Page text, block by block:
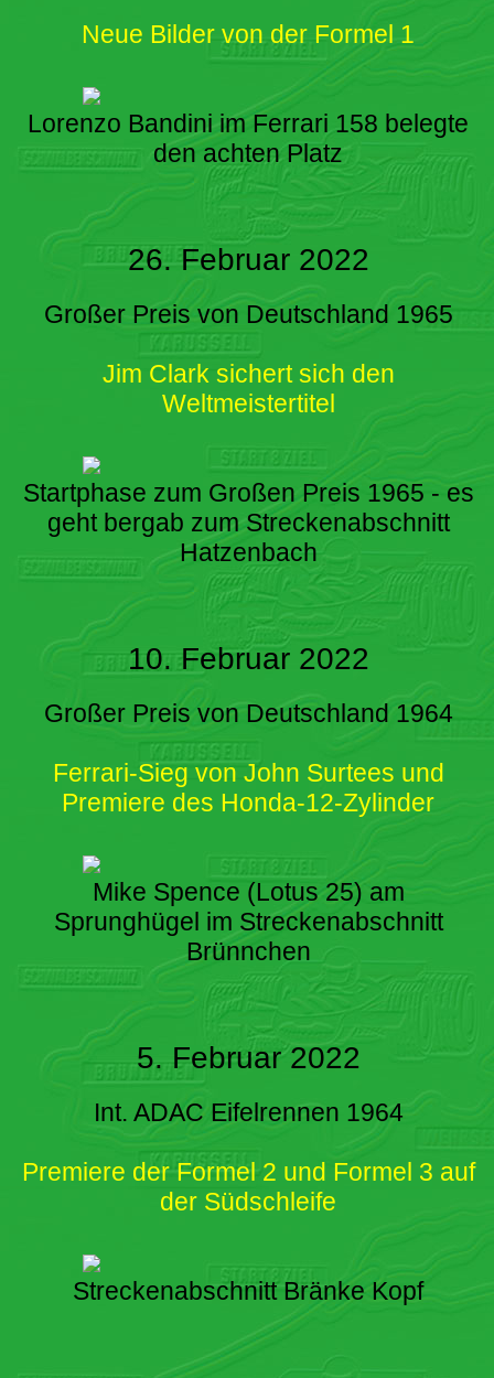
Neue Bilder von der Formel 1
Lorenzo Bandini im Ferrari 158 belegte
den achten Platz
26. Februar 2022
Großer Preis von Deutschland 1965
Jim Clark sichert sich den
Weltmeistertitel
Startphase zum Großen Preis 1965 - es
geht bergab zum Streckenabschnitt
Hatzenbach
10. Februar 2022
Großer Preis von Deutschland 1964
Ferrari-Sieg von John Surtees und
Premiere des Honda-12-Zylinder
Mike Spence (Lotus 25) am
Sprunghügel im Streckenabschnitt
Brünnchen
5. Februar 2022
Int. ADAC Eifelrennen 1964
Premiere der Formel 2 und Formel 3 auf
der Südschleife
Streckenabschnitt Bränke Kopf